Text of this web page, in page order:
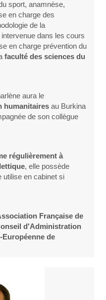
sport, anamnèse,
en charge des
de la
dans les cours
en charge prévention du
faculté des sciences du
aura le
humanitaires au Burkina
de son collègue
régulièrement à
, elle possède
utilise en cabinet si
Française de
d'Administration
Européenne de